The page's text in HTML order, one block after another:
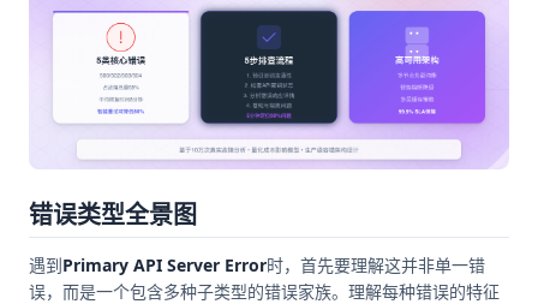
错误类型全景图
遇到Primary API Server Error时，首先要理解这并非单一错
误，而是一个包含多种子类型的错误家族。理解每种错误的特征